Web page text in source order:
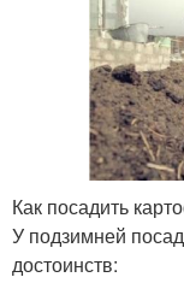
Как посадить
У подзимней
достоинств: